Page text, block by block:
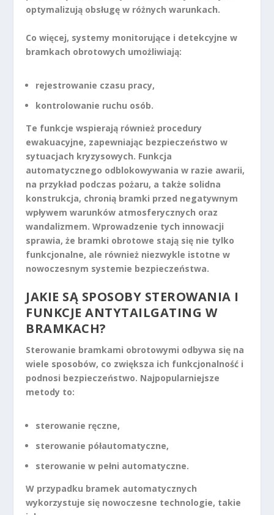
optymalizują obsługę w różnych warunkach.
Co więcej, systemy monitorujące i detekcyjne w
bramkach obrotowych umożliwiają:
rejestrowanie czasu pracy,
kontrolowanie ruchu osób.
Te funkcje wspierają również procedury
ewakuacyjne, zapewniając bezpieczeństwo w
sytuacjach kryzysowych. Funkcja
automatycznego odblokowywania w razie awarii,
na przykład podczas pożaru, a także solidna
konstrukcja, chronią bramki przed negatywnym
wpływem warunków atmosferycznych oraz
wandalizmem.Wprowadzenie tych innowacji
sprawia, że bramki obrotowe stają się nie tylko
funkcjonalne, ale również niezwykle istotne w
nowoczesnym systemie bezpieczeństwa.
JAKIE SĄ SPOSOBY STEROWANIA I
FUNKCJE ANTYTAILGATING W
BRAMKACH?
Sterowanie bramkami obrotowymi odbywa się na
wiele sposobów, co zwiększa ich funkcjonalność i
podnosi bezpieczeństwo. Najpopularniejsze
metody to:
sterowanie ręczne,
sterowanie półautomatyczne,
sterowanie w pełni automatyczne.
W przypadku bramek automatycznych
wykorzystuje się nowoczesne technologie, takie